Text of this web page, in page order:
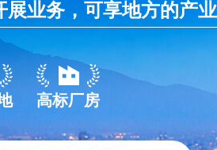
展业务，可享地方的产
高标厂房